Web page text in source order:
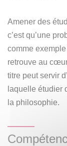
notre propre
« post-vérité ».
la philosophie
réelles dont le
l’idée est de
toute sa
pragmatique,
Amener des
c’est qu’une
comme
retrouve au
titre peut servir
laquelle étudier
la philosophie.